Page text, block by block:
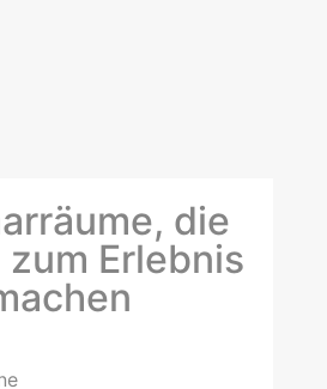
die
zum Erlebnis